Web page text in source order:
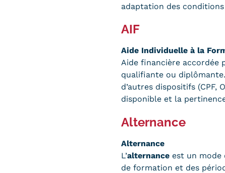
adaptation des
AIF
Aide Individuelle à la
Aide financière accordée
qualifiante ou
d’autres dispositifs
disponible et la
Alternance
Alternance
L’alternance est un mode
de formation et des